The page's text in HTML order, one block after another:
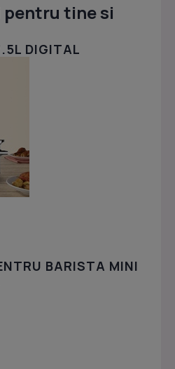
tine si
DIGITAL
BARISTA MINI